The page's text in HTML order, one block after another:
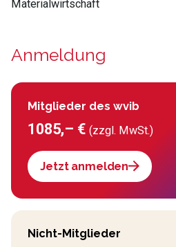
Materialwirtschaft
Anmeldung
Mitglieder des wvib
1085,– €(zzgl. MwSt.)
Jetzt anmelden
Nicht-Mitglieder